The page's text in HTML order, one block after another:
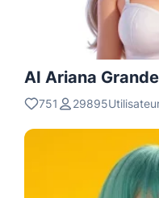
AI Ariana Grande
751